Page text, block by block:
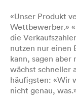
«Unser Produkt
Wettbewerber.»
die
nutzen nur einen
kann, sagen aber
wächst schneller
häufigsten: «Wir
nicht genau,